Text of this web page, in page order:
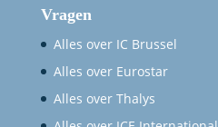
Vragen
Alles over IC Brussel
Alles over Eurostar
Alles over Thalys